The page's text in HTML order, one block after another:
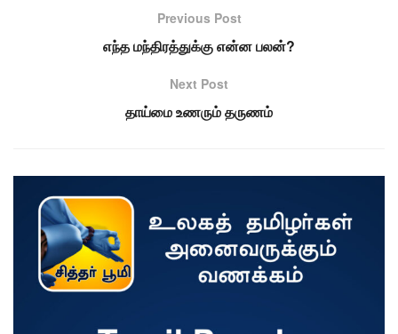
Previous Post
எந்த மந்திரத்துக்கு என்ன பலன்?
Next Post
தாய்மை உணரும் தருணம்